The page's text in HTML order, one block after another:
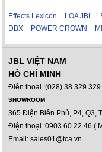
Effects Lexicon LOA JBL
DBX
POWER CROWN
JBL VIỆT NAM
HỒ CHÍ MINH
Điện thoại :(028) 38 329 329
SHOWROOM
365 Điện Biên Phủ, P4, Q3,
Điện thoại :0903.60.22.46 (
Email: sales01@tca.vn